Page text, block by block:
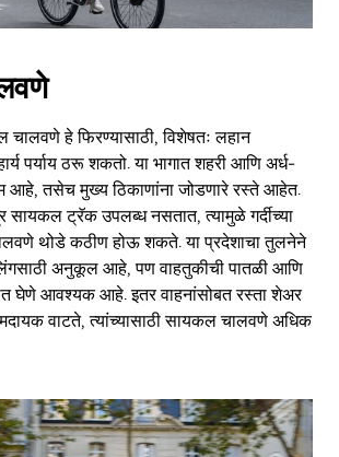
हे फिरण्यासाठी, विशेषतः लहान
पर्याय ठरू शकतो. या भागात शहरी आणि अर्ध-
आहे, तसेच मुख्य ठिकाणांना जोडणारे रस्ते आहेत.
सायकल ट्रॅक उपलब्ध नसतात, त्यामुळे गर्दीच्या
थोडे कठीण होऊ शकते. या प्रदेशाचा तुलनेने
अनुकूल आहे, पण वाहतुकीची पातळी आणि
घेणे आवश्यक आहे. इतर वाहनांसोबत रस्ता शेअर
वाटते, त्यांच्यासाठी सायकल चालवणे अधिक